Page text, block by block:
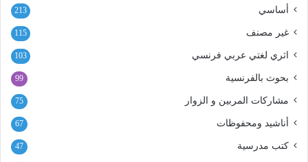
أساسي 213
غير مصنف 115
اثري لغتي عربي فرنسي 103
بحوث بالفرنسية 99
مشاركات المربين و الزوار 75
أناشيد ومحفوظات 67
كتب مدرسية 47